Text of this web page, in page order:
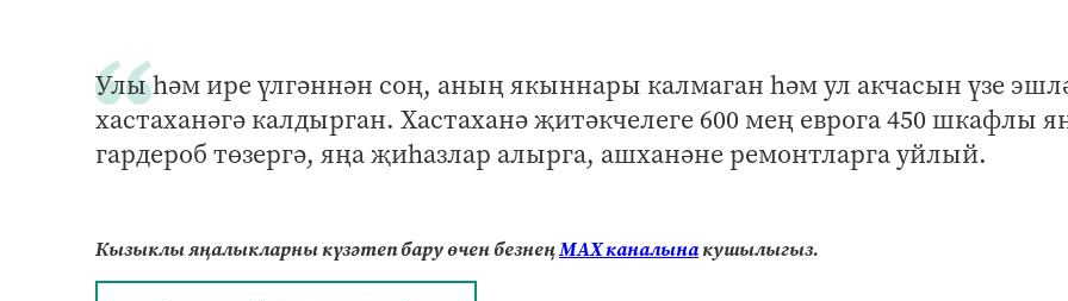
Улы һәм ире үлгәннән соң, аның якыннары калмаган һәм ул акчасын үзе
хастаханәгә калдырган. Хастаханә җитәкчелеге 600 мең еврога 450 шкафлы
гардероб төзергә, яңа җиһазлар алырга, ашханәне ремонтларга уйлый.
Кызыклы яңалыкларны күзәтеп бару өчен безнеңМАХ каналынакушылыгыз.